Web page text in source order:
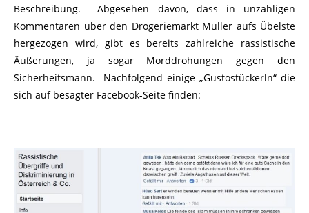
Beschreibung. Abgesehen davon, dass in unzähligen
Kommentaren über den Drogeriemarkt Müller aufs Übelste
hergezogen wird, gibt es bereits zahlreiche rassistische
Äußerungen, ja sogar Morddrohungen gegen den
Sicherheitsmann. Nachfolgend einige „Gustostückerln“ die
sich auf besagter Facebook-Seite finden: